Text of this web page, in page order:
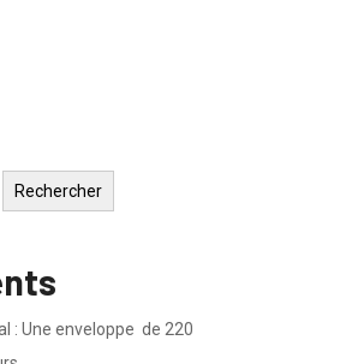
Rechercher
: Une enveloppe de 220